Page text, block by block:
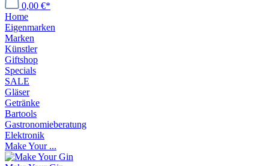
0,00 €*
Home
Eigenmarken
Marken
Künstler
Giftshop
Specials
SALE
Gläser
Getränke
Bartools
Gastronomieberatung
Elektronik
Make Your ...